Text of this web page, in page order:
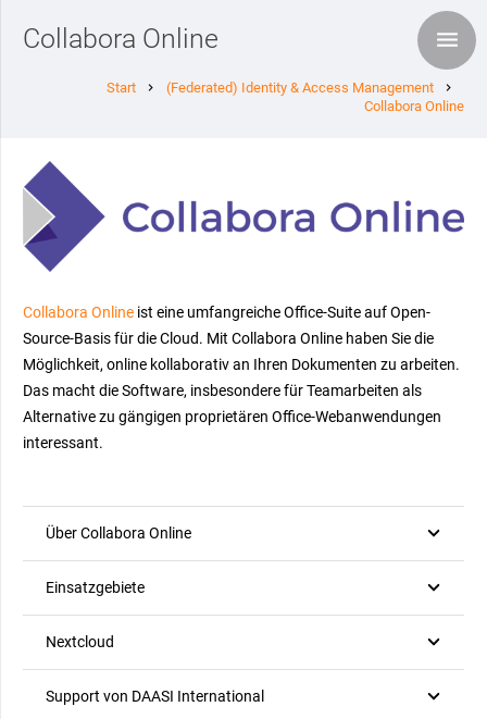
Collabora Online
Start chevron_right (Federated) Identity & Access Management chevron_right
Collabora Online
Collabora Online ist eine umfangreiche Office-Suite auf Open-
Source-Basis für die Cloud. Mit Collabora Online haben Sie die
Möglichkeit, online kollaborativ an Ihren Dokumenten zu arbeiten.
Das macht die Software, insbesondere für Teamarbeiten als
Alternative zu gängigen proprietären Office-Webanwendungen
interessant.
Über Collabora Online
Einsatzgebiete
Nextcloud
Support von DAASI International